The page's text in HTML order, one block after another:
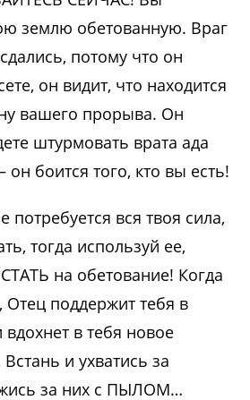
землю обетованную. Враг
потому что он
он видит, что находится
вашего прорыва. Он
штурмовать врата ада
боится того, кто вы есть!
потребуется вся твоя сила,
тогда используй ее,
на обетование! Когда
Отец поддержит тебя в
вдохнет в тебя новое
и ухватись за
за них с ПЫЛОМ…